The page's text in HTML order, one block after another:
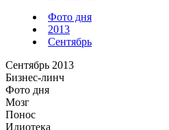
Фото дня
2013
Сентябрь
Сентябрь 2013
Бизнес-линч
Фото дня
Мозг
Понос
Идиотека